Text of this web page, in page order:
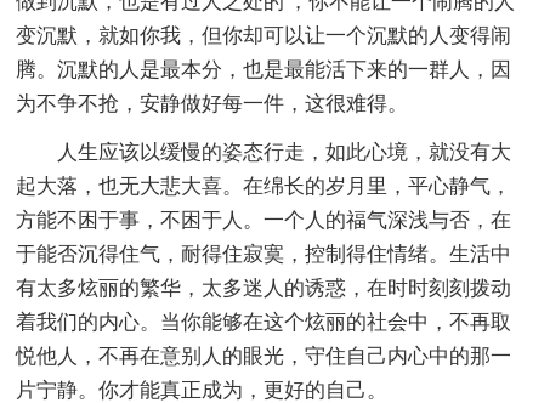
变沉默，就如你我，但你却可以让一个沉默的人变得闹
腾。沉默的人是最本分，也是最能活下来的一群人，因
为不争不抢，安静做好每一件，这很难得。
人生应该以缓慢的姿态行走，如此心境，就没有大
起大落，也无大悲大喜。在绵长的岁月里，平心静气，
方能不困于事，不困于人。一个人的福气深浅与否，在
于能否沉得住气，耐得住寂寞，控制得住情绪。生活中
有太多炫丽的繁华，太多迷人的诱惑，在时时刻刻拨动
着我们的内心。当你能够在这个炫丽的社会中，不再取
悦他人，不再在意别人的眼光，守住自己内心中的那一
片宁静。你才能真正成为，更好的自己。